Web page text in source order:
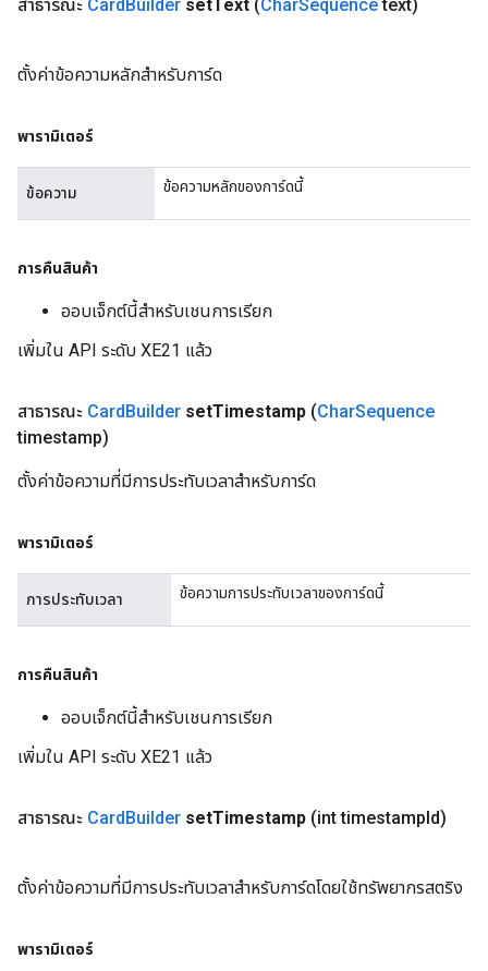
สาธารณะ CardBuilder setText (CharSequencetext)
ตั้งค่าข้อความหลักสำหรับการ์ด
พารามิเตอร์
ข้อความ ข้อความหลักของการ์ดนี้
การคืนสินค้า
ออบเจ็กต์นี้สำหรับเชนการเรียก
เพิ่มใน API ระดับ XE21 แล้ว
สาธารณะ CardBuilder setTimestamp (CharSequence
timestamp)
ตั้งค่าข้อความที่มีการประทับเวลาสำหรับการ์ด
พารามิเตอร์
การประทับเวลา ข้อความการประทับเวลาของการ์ดนี้
การคืนสินค้า
ออบเจ็กต์นี้สำหรับเชนการเรียก
เพิ่มใน API ระดับ XE21 แล้ว
สาธารณะ CardBuilder setTimestamp (int timestampId)
ตั้งค่าข้อความที่มีการประทับเวลาสำหรับการ์ดโดยใช้ทรัพยากรสตริง
พารามิเตอร์